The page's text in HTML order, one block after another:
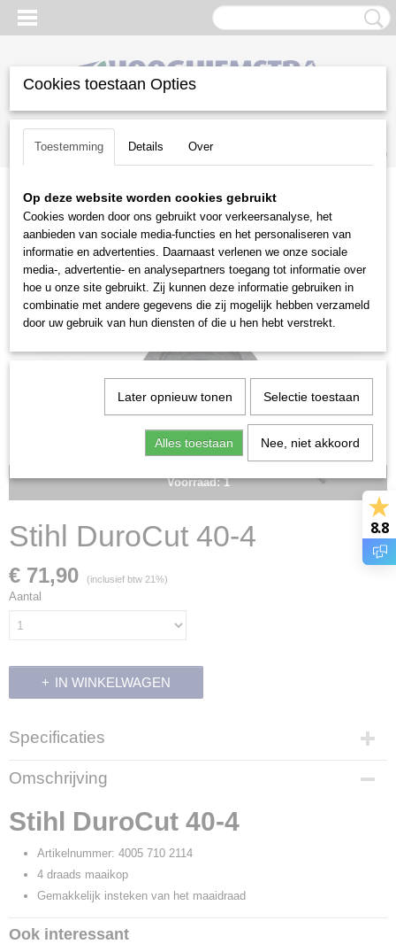
Inloggen Registreren
(0)
Home >Gazononderhoud>Bosmaaiers | toebehoren
Maaikoppen>Stihl> Stihl DuroCut 40-4
Voorraad: 1
Stihl DuroCut 40-4
€ 71,90 (inclusief btw 21%)
Aantal
IN WINKELWAGEN
Specificaties
Productcode
8978
Productcode leverancier
4005 710 2114
Omschrijving
Stihl DuroCut 40-4
Artikelnummer: 4005 710 2114
4 draads maaikop
Gemakkelijk insteken van het maaidraad
Ook interessant
8.8
Cookies toestaan Opties
Toestemming Details Over
Op deze website worden cookies gebruikt
Cookies worden door ons gebruikt voor verkeersanalyse, het
aanbieden van sociale media-functies en het personaliseren van
informatie en advertenties. Daarnaast verlenen we onze sociale
media-, advertentie- en analysepartners toegang tot informatie over
hoe u onze site gebruikt. Zij kunnen deze informatie gebruiken in
combinatie met andere gegevens die zij mogelijk hebben verzameld
door uw gebruik van hun diensten of die u hen hebt verstrekt.
Later opnieuw tonen Selectie toestaan
Alles toestaan Nee, niet akkoord